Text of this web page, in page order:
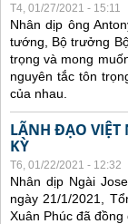
T4, 01/27/2021 - 15:11
Nhân dịp ông
tướng, Bộ trưởng
trọng và mong
nguyên tắc tôn
của nhau.
LÃNH ĐẠO VIỆT
KỲ
T6, 01/22/2021 - 12:32
Nhân dịp Ngài
ngày 21/1/2021,
Xuân Phúc đã đồng